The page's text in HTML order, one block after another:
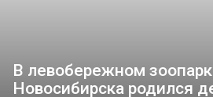
В левобережном
Новосибирска родился